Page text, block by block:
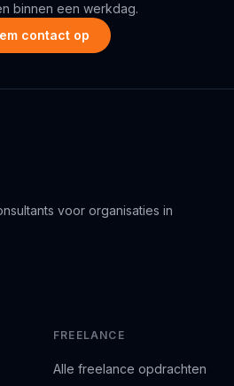
binnen een werkdag.
contact op
voor organisaties in
FREELANCE
Alle freelance opdrachten